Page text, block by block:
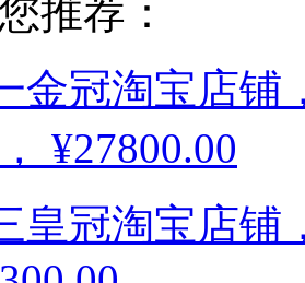
推荐：
金冠淘宝店铺
¥27800.00
皇冠淘宝店铺